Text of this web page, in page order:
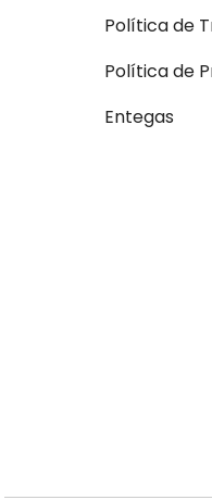
Política de
Política de
Entegas